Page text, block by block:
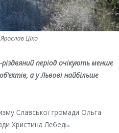
Ціко
різдвяний період очікують менше
а у Львові найбільше
Славської громади Ольга
Христина Лебедь.